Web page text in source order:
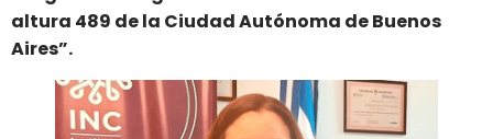
altura 489 de la Ciudad Autónoma de Buenos
Aires”.